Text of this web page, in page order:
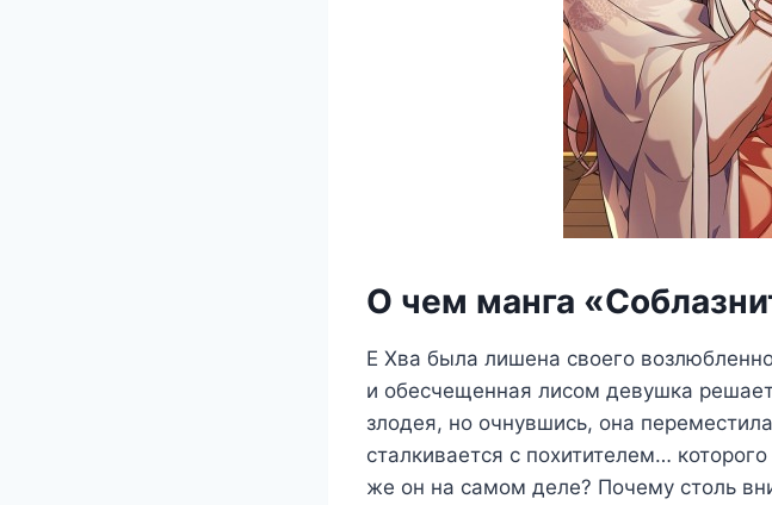
О чем манга
Е Хва была лишена своего
и обесчещенная лисом девушка
злодея, но очнувшись, она
сталкивается с похитителем…
же он на самом деле? Почему столь